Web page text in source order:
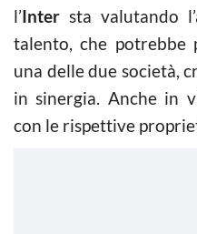
l’Inter sta valutando
talento, che potrebbe
una delle due società,
in sinergia. Anche in
con le rispettive